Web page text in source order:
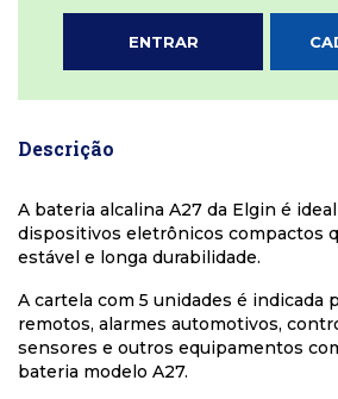
ENTRAR
Descrição
A bateria alcalina A27 da Elgin é
dispositivos eletrônicos compactos
estável e longa durabilidade.
A cartela com 5 unidades é indicada
remotos, alarmes automotivos,
sensores e outros equipamentos
bateria modelo A27.